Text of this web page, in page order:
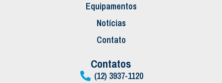
Equipamentos
Notícias
Contato
Contatos
(12) 3937-1120